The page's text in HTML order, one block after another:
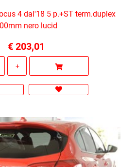
4 dal'18 5 p.+ST term.duplex
nero lucid
€ 203,01